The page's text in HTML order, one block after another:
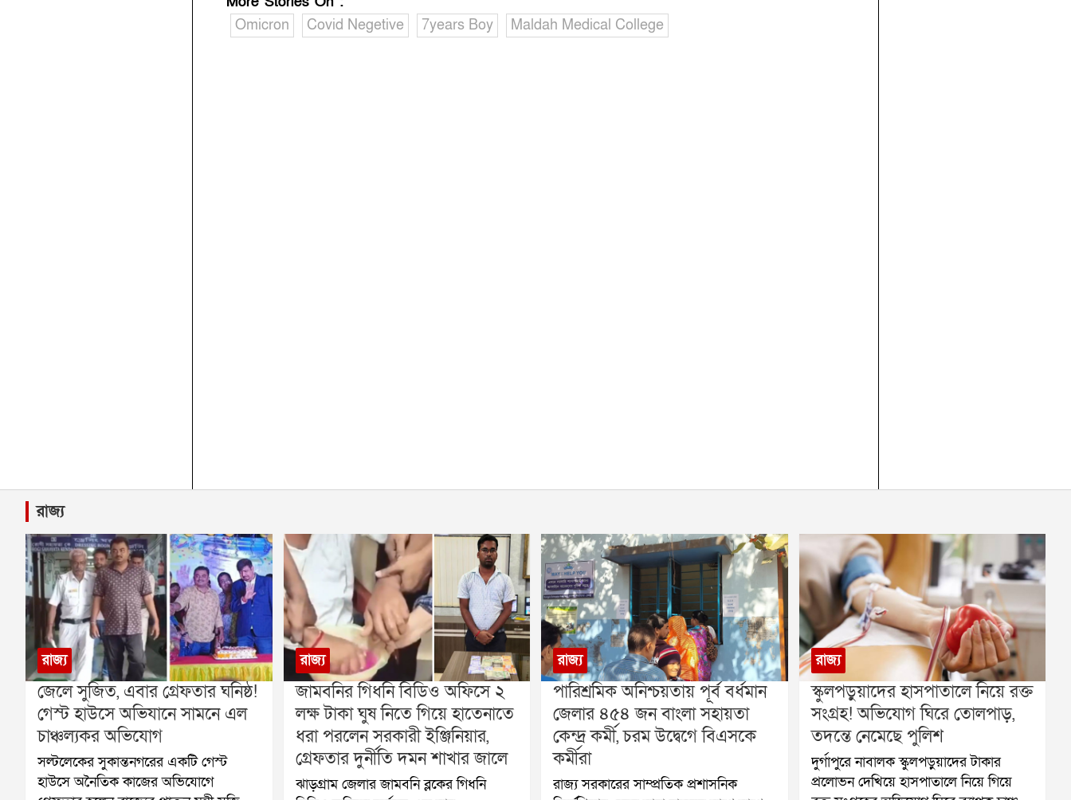
Omicron
Covid Negetive 7years Boy Maldah Medical College
রাজ্য
রাজ্য
জেলে সুজিত, এবার গ্রেফতার ঘনিষ্ঠ!
গেস্ট হাউসে অভিযানে সামনে এল
চাঞ্চল্যকর অভিযোগ
সল্টলেকের সুকান্তনগরের একটি গেস্ট
হাউসে অনৈতিক কাজের অভিযোগে
রাজ্য
জামবনির গিধনি বিডিও অফিসে ২
লক্ষ টাকা ঘুষ নিতে গিয়ে হাতেনাতে
ধরা পরলেন সরকারী ইঞ্জিনিয়ার,
গ্রেফতার দুর্নীতি দমন শাখার জালে
ঝাড়গ্রাম জেলার জামবনি ব্লকের গিধনি
রাজ্য
পারিশ্রমিক অনিশ্চয়তায় পূর্ব বর্ধমান
জেলার ৪৫৪ জন বাংলা সহায়তা
কেন্দ্র কর্মী, চরম উদ্বেগে বিএসকে
কর্মীরা
রাজ্য সরকারের সাম্প্রতিক প্রশাসনিক
রাজ্য
স্কুলপড়ুয়াদের হাসপাতালে নিয়ে রক্ত
সংগ্রহ! অভিযোগ ঘিরে তোলপাড়,
তদন্তে নেমেছে পুলিশ
দুর্গাপুরে নাবালক স্কুলপড়ুয়াদের টাকার
প্রলোভন দেখিয়ে হাসপাতালে নিয়ে গিয়ে